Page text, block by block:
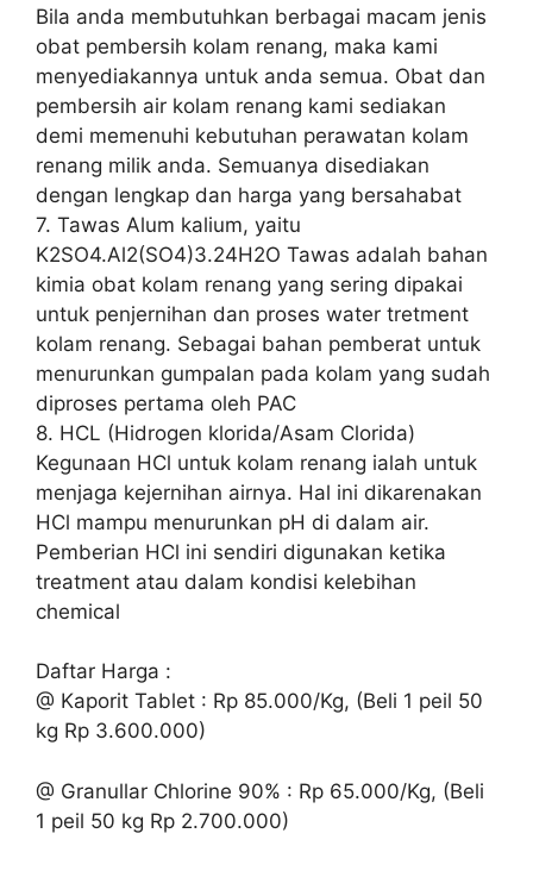
Bila anda membutuhkan berbagai macam jenis
obat pembersih kolam renang, maka kami
menyediakannya untuk anda semua. Obat dan
pembersih air kolam renang kami sediakan
demi memenuhi kebutuhan perawatan kolam
renang milik anda. Semuanya disediakan
dengan lengkap dan harga yang bersahabat
7. Tawas Alum kalium, yaitu
K2SO4.Al2(SO4)3.24H2O Tawas adalah bahan
kimia obat kolam renang yang sering dipakai
untuk penjernihan dan proses water tretment
kolam renang. Sebagai bahan pemberat untuk
menurunkan gumpalan pada kolam yang sudah
diproses pertama oleh PAC
8. HCL (Hidrogen klorida/Asam Clorida)
Kegunaan HCl untuk kolam renang ialah untuk
menjaga kejernihan airnya. Hal ini dikarenakan
HCl mampu menurunkan pH di dalam air.
Pemberian HCl ini sendiri digunakan ketika
treatment atau dalam kondisi kelebihan
chemical
Daftar Harga :
@ Kaporit Tablet : Rp 85.000/Kg, (Beli 1 peil 50
kg Rp 3.600.000)
@ Granullar Chlorine 90% : Rp 65.000/Kg, (Beli
1 peil 50 kg Rp 2.700.000)